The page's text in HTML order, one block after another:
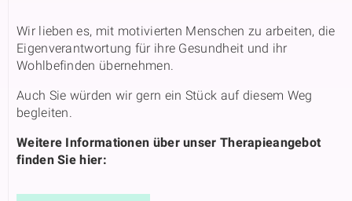
Wir lieben es, mit motivierten Menschen zu arbeiten, die
Eigenverantwortung für ihre Gesundheit und ihr
Wohlbefinden übernehmen.
Auch Sie würden wir gern ein Stück auf diesem Weg
begleiten.
Weitere Informationen über unser Therapieangebot
finden Sie hier: